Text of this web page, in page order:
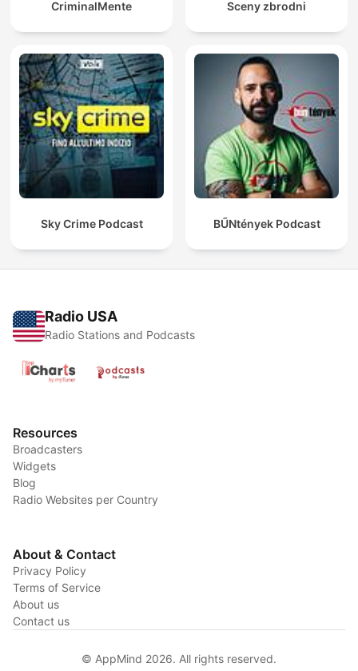
CriminalMente Sceny zbrodni
Sky Crime Podcast BŰNtények Podcast
Radio USA
Radio Stations and Podcasts
Resources
Broadcasters
Widgets
Blog
Radio Websites per Country
About & Contact
Privacy Policy
Terms of Service
About us
Contact us
© AppMind 2026. All rights reserved.